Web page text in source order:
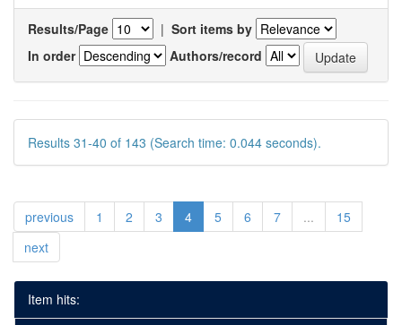
Results/Page | Sort items by
In order
Authors/record
Results 31-40 of 143 (Search time: 0.044 seconds).
previous 1 2 3 4 5 6 7 ...
15
next
Item hits: